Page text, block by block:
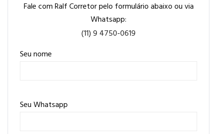
Fale com Ralf Corretor pelo formulário abaixo ou via
Whatsapp:
(11) 9 4750-0619
Seu nome
Seu Whatsapp